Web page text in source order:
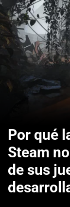
Por qué
Steam
de sus